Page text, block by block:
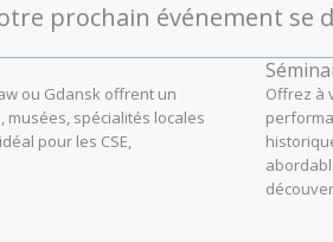
prochain événement se
ou Gdansk offrent un
musées, spécialités locales
pour les CSE,
Offrez à